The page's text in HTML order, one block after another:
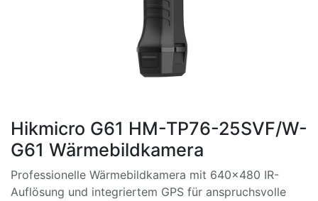
Hikmicro G61 HM-TP76-25SVF/W-
G61 Wärmebildkamera
Professionelle Wärmebildkamera mit 640×480 IR-
Auflösung und integriertem GPS für anspruchsvolle